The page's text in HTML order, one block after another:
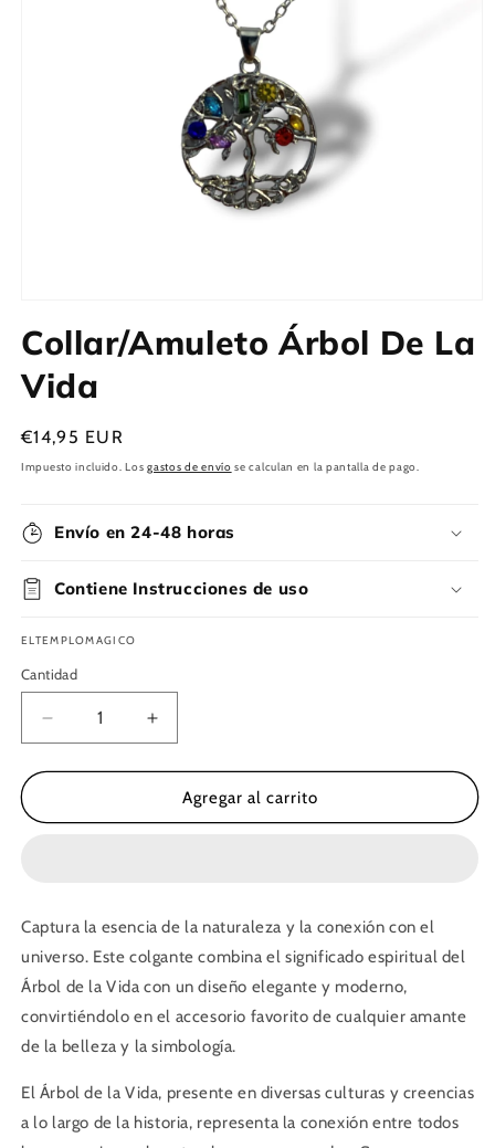
multimedia
1
en
una
Collar/Amuleto Árbol De La
Vida
Precio
habitual
€14,95 EUR
Impuesto incluido. Losgastos de envío se calculan en la pantalla de pago.
Envío en 24-48 horas
Contiene Instrucciones de uso
ELTEMPLOMAGICO
Cantidad
Reducir
cantidad
para
Árbol
Aumentar
cantidad
para
Collar/Amuleto
Árbol
Agregar al carrito
Captura la esencia de la naturaleza y la conexión con el
universo. Este colgante combina el significado espiritual del
Árbol de la Vida con un diseño elegante y moderno,
convirtiéndolo en el accesorio favorito de cualquier amante
de la belleza y la simbología.
El Árbol de la Vida, presente en diversas culturas y creencias
a lo largo de la historia, representa la conexión entre todos